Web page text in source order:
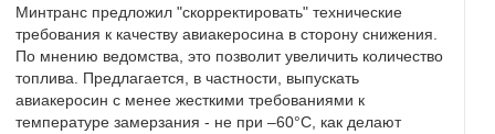
Минтранс предложил "скорректировать" технические
требования к качеству авиакеросина в сторону снижения.
По мнению ведомства, это позволит увеличить количество
топлива. Предлагается, в частности, выпускать
авиакеросин с менее жесткими требованиями к
температуре замерзания - не при –60°C, как делают